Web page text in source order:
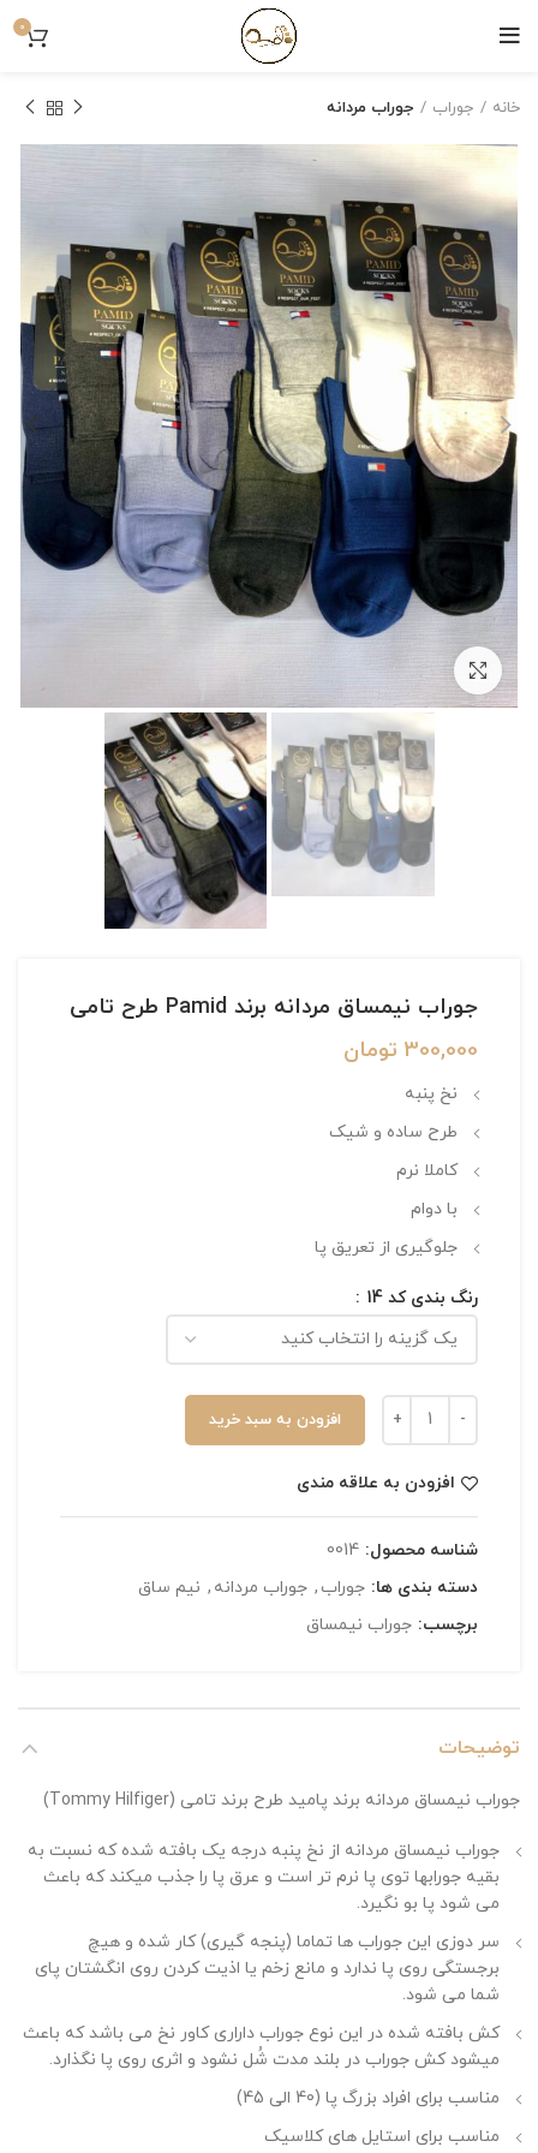
0
خانه جوراب جوراب مردانه
بزرگنمایی تصویر
جوراب نیمساق مردانه برند Pamid طرح تامی
300,000 تومان
نخ پنبه
طرح ساده و شیک
کاملا نرم
با دوام
جلوگیری از تعریق پا
رنگ بندی کد 14
افزودن به سبد خرید
افزودن به علاقه مندی
شناسه محصول: 0014
دسته بندی ها: جوراب , جوراب مردانه , نیم ساق
برچسب: جوراب نیمساق
توضیحات
جوراب نیمساق مردانه برند پامید طرح برند تامی (Tommy Hilfiger)
جوراب نیمساق مردانه از نخ پنبه درجه یک بافته شده که نسبت به
بقیه جورابها توی پا نرم تر است و عرق پا را جذب میکند که باعث
می شود پا بو نگیرد.
سر دوزی این جوراب ها تماما (پنجه گیری) کار شده و هیچ
برجستگی روی پا ندارد و مانع زخم یا اذیت کردن روی انگشتان پای
شما می شود.
کش بافته شده در این نوع جوراب داراری کاور نخ می باشد که باعث
میشود کش جوراب در بلند مدت شُل نشود و اثری روی پا نگذارد.
مناسب برای افراد بزرگ پا (40 الی 45)
مناسب برای استایل های کلاسیک